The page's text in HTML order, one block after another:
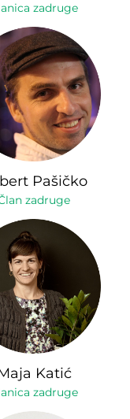
zadruge
Pašičko
zadruge
Katić
zadruge